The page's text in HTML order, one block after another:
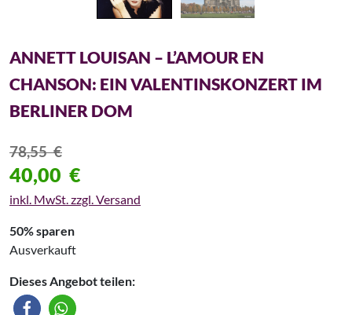
ANNETT LOUISAN – L’AMOUR EN
CHANSON: EIN VALENTINSKONZERT IM
BERLINER DOM
78,55€
40,00 €
inkl. MwSt. zzgl. Versand
50% sparen
Ausverkauft
Dieses Angebot teilen: